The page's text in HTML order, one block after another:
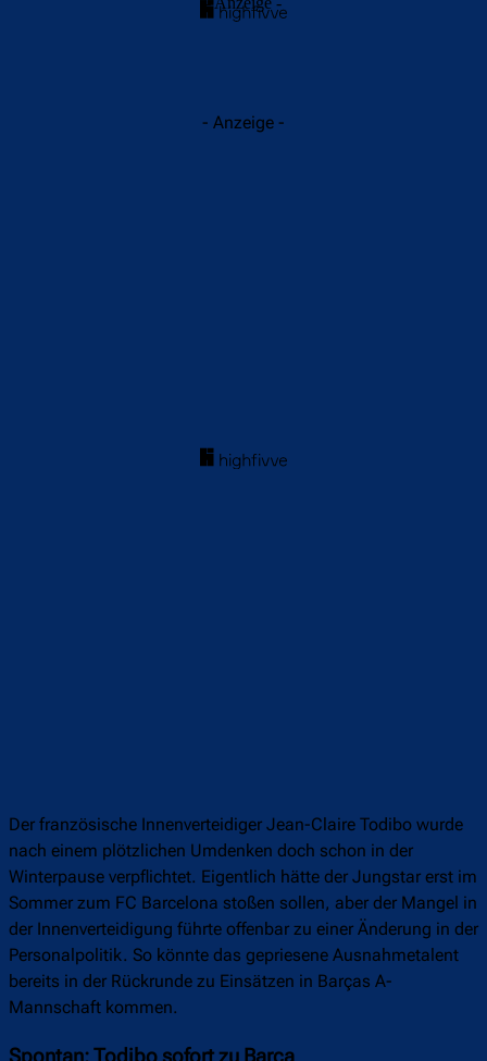
- Anzeige -
Der französische Innenverteidiger Jean-Claire Todibo wurde
nach einem plötzlichen Umdenken doch schon in der
Winterpause verpflichtet. Eigentlich hätte der Jungstar erst im
Sommer zum FC Barcelona stoßen sollen, aber der Mangel in
der Innenverteidigung führte offenbar zu einer Änderung in der
Personalpolitik. So könnte das gepriesene Ausnahmetalent
bereits in der Rückrunde zu Einsätzen in Barças A-
Mannschaft kommen.